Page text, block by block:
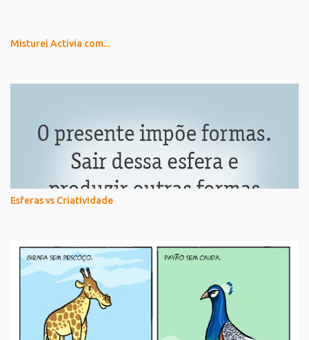
Misturei Activia com...
Esferas vs Criatividade